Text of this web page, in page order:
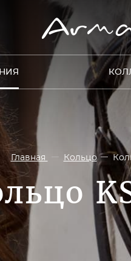
Главная Кольцо